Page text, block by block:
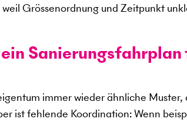
Grössenordnung und Zeitpunkt
immer wieder ähnliche
ist fehlende Koordination: Wenn